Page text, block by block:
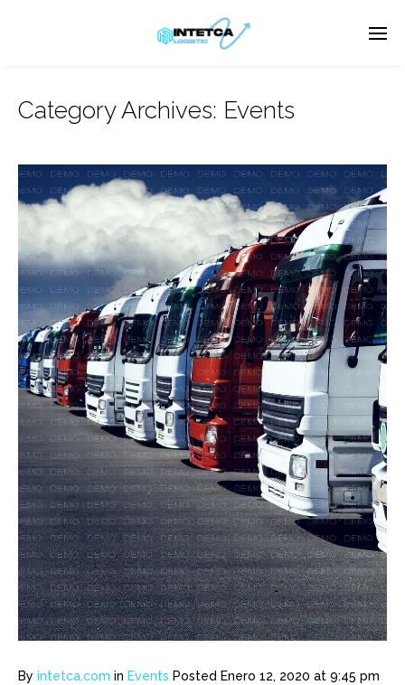
Enter tracking ID
Category Archives: Events
By intetca.com in Events Posted Enero 12, 2020 at 9:45 pm